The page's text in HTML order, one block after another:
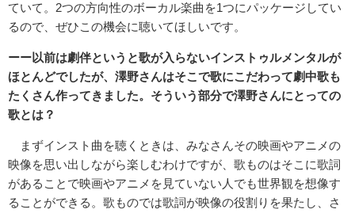
ていて。2つの方向性のボーカル楽曲を1つにパッケージしてい
るので、ぜひこの機会に聴いてほしいです。
ーー以前は劇伴というと歌が入らないインストゥルメンタルが
ほとんどでしたが、澤野さんはそこで歌にこだわって劇中歌も
たくさん作ってきました。そういう部分で澤野さんにとっての
歌とは？
まずインスト曲を聴くときは、みなさんその映画やアニメの
映像を思い出しながら楽しむわけですが、歌ものはそこに歌詞
があることで映画やアニメを見ていない人でも世界観を想像す
ることができる。歌ものでは歌詞が映像の役割りを果たし、さ